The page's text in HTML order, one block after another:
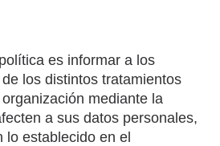
es informar a los
los distintos tratamientos
mediante la
a sus datos personales,
lo establecido en el